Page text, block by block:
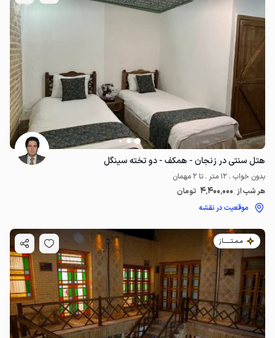
هتل سنتی در زنجان - همکف - دو تخته سینگل
بدون خواب . 12 متر . تا 2 مهمان
هر شب از 4٬400٬000 تومان
موقعیت در نقشه
مـمـتــــــاز